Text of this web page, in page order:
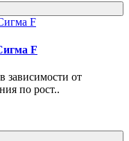
F
зависимости от
по рост..